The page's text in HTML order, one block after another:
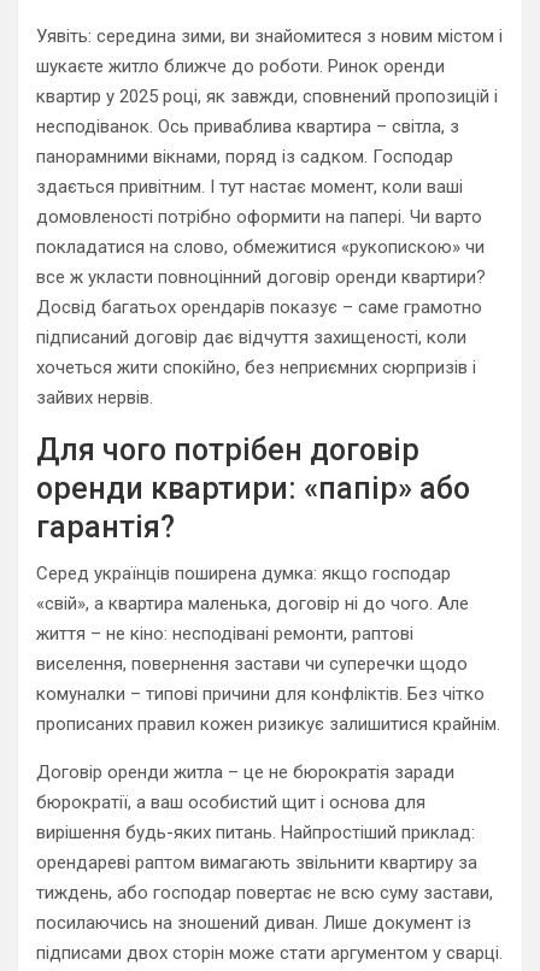
Уявіть: середина зими, ви знайомитеся з новим містом і
шукаєте житло ближче до роботи. Ринок оренди
квартир у 2025 році, як завжди, сповнений пропозицій і
несподіванок. Ось приваблива квартира – світла, з
панорамними вікнами, поряд із садком. Господар
здається привітним. І тут настає момент, коли ваші
домовленості потрібно оформити на папері. Чи варто
покладатися на слово, обмежитися «рукопискою» чи
все ж укласти повноцінний договір оренди квартири?
Досвід багатьох орендарів показує – саме грамотно
підписаний договір дає відчуття захищеності, коли
хочеться жити спокійно, без неприємних сюрпризів і
зайвих нервів.
Для чого потрібен договір
оренди квартири: «папір» або
гарантія?
Серед українців поширена думка: якщо господар
«свій», а квартира маленька, договір ні до чого. Але
життя – не кіно: несподівані ремонти, раптові
виселення, повернення застави чи суперечки щодо
комуналки – типові причини для конфліктів. Без чітко
прописаних правил кожен ризикує залишитися крайнім.
Договір оренди житла – це не бюрократія заради
бюрократії, а ваш особистий щит і основа для
вирішення будь-яких питань. Найпростіший приклад:
орендареві раптом вимагають звільнити квартиру за
тиждень, або господар повертає не всю суму застави,
посилаючись на зношений диван. Лише документ із
підписами двох сторін може стати аргументом у сварці.